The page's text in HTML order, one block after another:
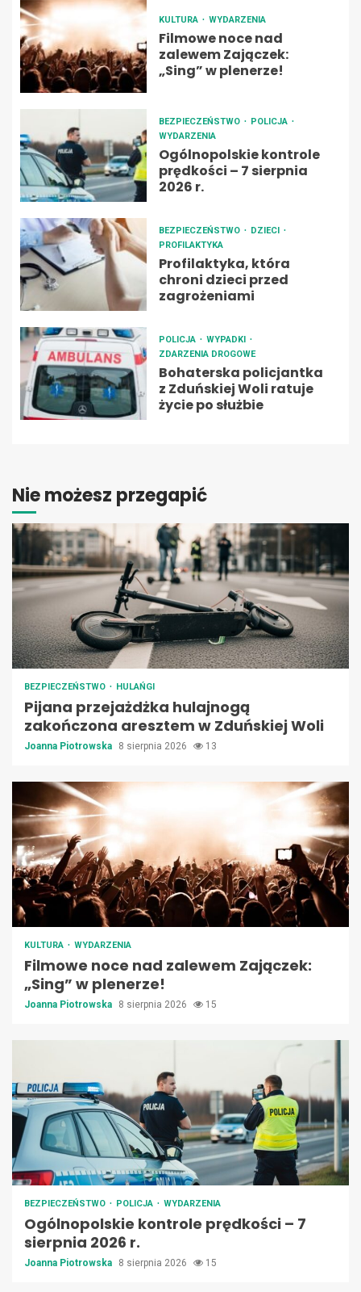
KULTURA WYDARZENIA
Filmowe noce nad
zalewem Zajączek:
„Sing” w plenerze!
BEZPIECZEŃSTWO
POLICJA
WYDARZENIA
Ogólnopolskie kontrole
prędkości – 7 sierpnia
2026 r.
BEZPIECZEŃSTWO
DZIECI
PROFILAKTYKA
Profilaktyka, która
chroni dzieci przed
zagrożeniami
POLICJA
WYPADKI
ZDARZENIA DROGOWE
Bohaterska policjantka
z Zduńskiej Woli ratuje
życie po służbie
Nie możesz przegapić
BEZPIECZEŃSTWO HULAŃGI
Pijana przejażdżka hulajnogą
zakończona aresztem w Zduńskiej Woli
Joanna Piotrowska 8 sierpnia 2026 13
KULTURA WYDARZENIA
Filmowe noce nad zalewem Zajączek:
„Sing” w plenerze!
Joanna Piotrowska 8 sierpnia 2026 15
BEZPIECZEŃSTWO POLICJA WYDARZENIA
Ogólnopolskie kontrole prędkości – 7
sierpnia 2026 r.
Joanna Piotrowska 8 sierpnia 2026 15